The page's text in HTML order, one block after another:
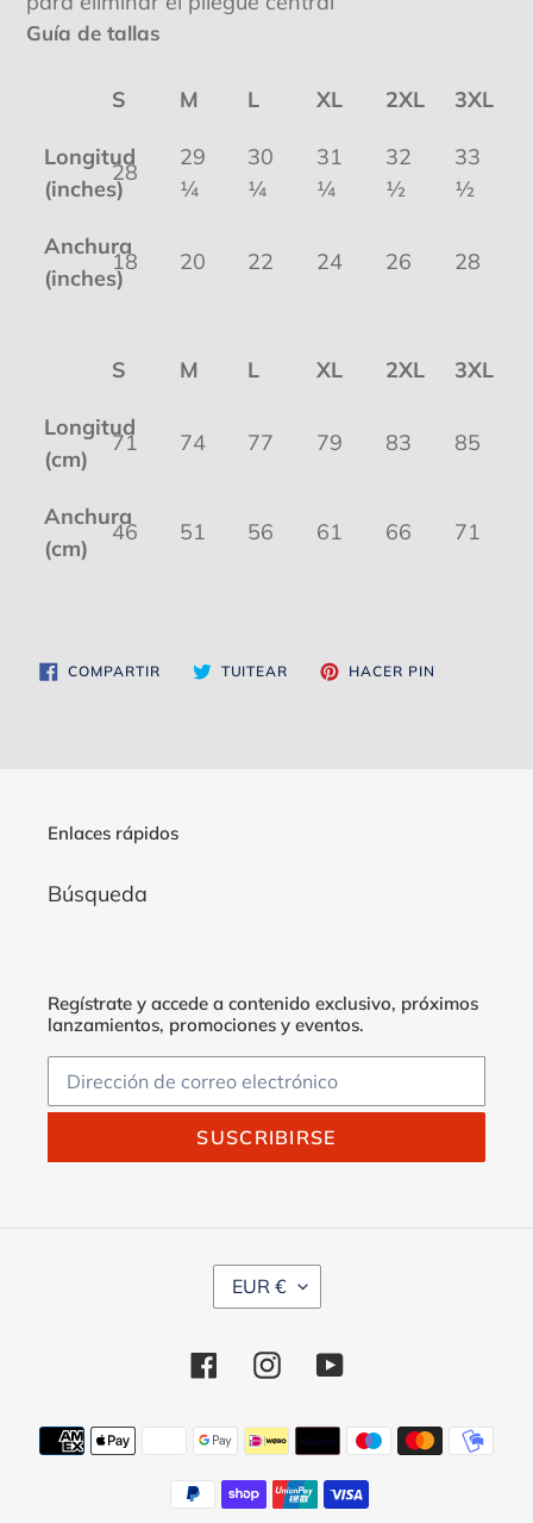
Guía de tallas
S M L XL 2XL 3XL
Longitud
(inches)
28
29
¼
30
¼
31
¼
32
½
33
½
Anchura
(inches)
18 20 22 24 26 28
S M L XL 2XL 3XL
Longitud
(cm)
71 74 77 79 83 85
Anchura
(cm)
46 51 56 61 66 71
COMPARTIRCOMPARTIR
EN
TUITEAR TUITEARHACER PIN
Enlaces rápidos
Búsqueda
Regístrate y accede a contenido exclusivo, próximos
lanzamientos, promociones y eventos.
SUSCRIBIRSE
M
O
E
D
EUR €
FacebookInstagramYouTube
Métodos
de
pago